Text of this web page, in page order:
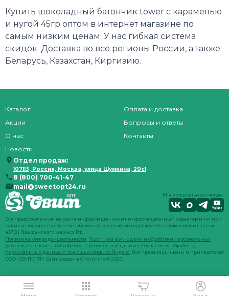
Купить шоколадный батончик tower с карамелью
и нугой 45гр оптом в интернет магазине по
самым низким ценам. У нас гибкая система
скидок. Доставка во все регионы России, а также
Беларусь, Казахстан, Киргизию.
Каталог
Акции
О нас
Новости
Оплата и доставка
Вопросы и ответы
Контакты
Отдел продаж:
107113, Россия, Москва, улица Шумкина, 20с1
8 (800) 700-41-47
mail@sweetopt24.ru
Мы в социальных медиа:
Вся представленная на сайте информация, носит информационный характер и ни при
каких условиях не является публичной офертой, определяемой положениями Статьи
437(2) Гражданского кодекса РФ.
Политика конфиденциальности; Политика в отношении обработки персональных
данных;Согласие на обработку персональных данных;Согласие на обработку
персональных данных с помощью сервиса Яндекс. Все права защищены и принадлежат
ООО «СВИТОПТ». Сайт создан вCherryline© 2026.